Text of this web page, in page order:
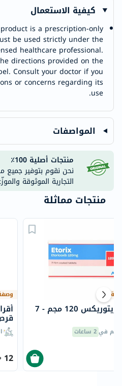
كيفية الاستعمال
is a prescription-only
be used strictly under the
healthcare professional.
directions provided on the
Consult your doctor if you
or concerns regarding its
use.
المواصفات
منتجات أصلية 100٪
نحن نقوم بتوفير جميع
التجارية الموثوقة
منتجات مماثلة
12
أقراص إيتوريكس 120 مجم - 7
في2 ساعات